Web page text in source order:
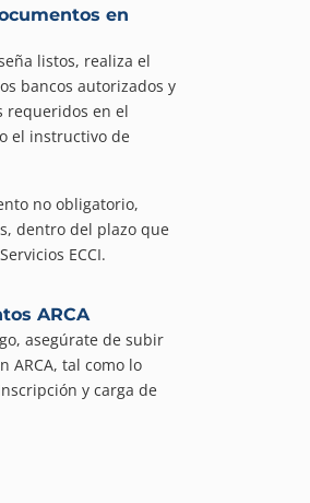
en
listos, realiza el
bancos autorizados y
requeridos en el
el instructivo de
no obligatorio,
dentro del plazo que
ECCI.
ARCA
asegúrate de subir
ARCA, tal como lo
y carga de